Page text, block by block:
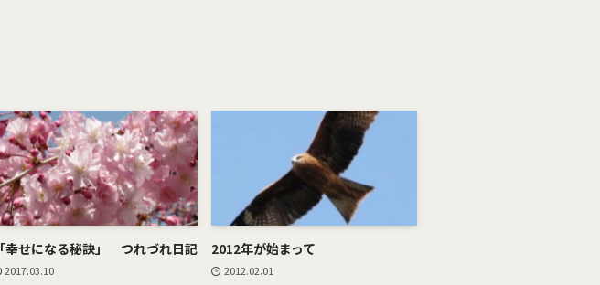
「幸せになる秘訣」 つれづれ日記
2017.03.10
2012年が始まって
2012.02.01